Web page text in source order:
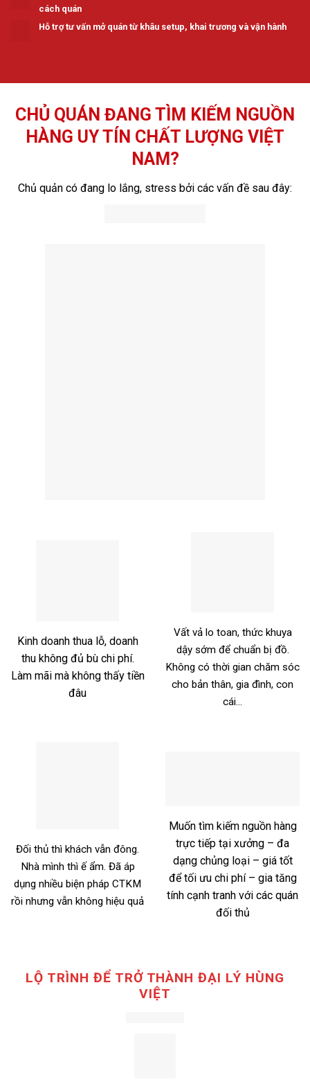
cách quán
Hỗ trợ tư vấn mở quán từ khâu setup, khai trương và vận hành
CHỦ QUÁN ĐANG TÌM KIẾM NGUỒN
HÀNG UY TÍN CHẤT LƯỢNG VIỆT
NAM?
Chủ quản có đang lo lắng, stress bởi các vấn đề sau đây:
Kinh doanh thua lỗ, doanh
thu không đủ bù chi phí.
Làm mãi mà không thấy tiền
đâu
Vất vả lo toan, thức khuya
dậy sớm để chuẩn bị đồ.
Không có thời gian chăm sóc
cho bản thân, gia đình, con
cái…
Đối thủ thì khách vẫn đông.
Nhà mình thì ế ẩm. Đã áp
dụng nhiều biện pháp CTKM
rồi nhưng vẫn không hiệu quả
Muốn tìm kiếm nguồn hàng
trực tiếp tại xưởng – đa
dạng chủng loại – giá tốt
để tối ưu chi phí – gia tăng
tính cạnh tranh với các quán
đối thủ
LỘ TRÌNH ĐỂ TRỞ THÀNH ĐẠI LÝ HÙNG
VIỆT